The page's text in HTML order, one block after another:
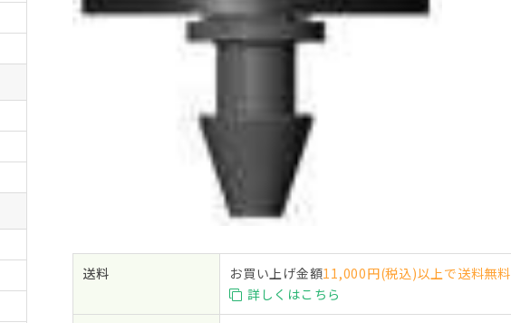
送料 お買い上げ金額11,000円(税込)以上で送料無料
詳しくはこちら